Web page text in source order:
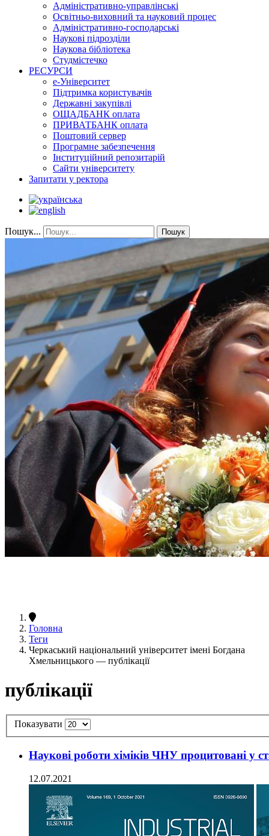
Адміністративно-управлінські
Освітньо-виховний та науковий процес
Адміністративно-господарські
Наукові підрозділи
Наукова бібліотека
Студмістечко
РЕСУРСИ
е-Університет
Підтримка користувачів
Державні закупівлі
ОЩАДБАНК оплата
ПРИВАТБАНК оплата
Поштовий сервер
Програмне забезпечення
Інституційний репозитарій
Сайти університету
Запитати у ректора
Пошук... Пошук
Головна
Теги
Черкаський національний університет імені Богдана
Хмельницького — публікації
публікації
Показувати
Наукові роботи хіміків ЧНУ процитовані у
12.07.2021